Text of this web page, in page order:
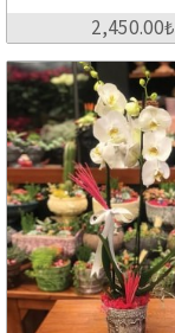
2,450.00₺